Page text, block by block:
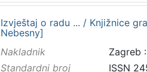
Izvještaj o radu ... / Knjižnice
Nebesny]
Nakladnik
Zagreb
Standardni broj
ISSN